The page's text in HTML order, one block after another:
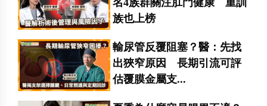
族也上榜
輸尿管反覆阻塞？醫：先找
出狹窄原因 長期引流可評
估覆膜金屬支...